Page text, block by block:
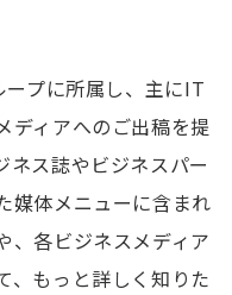
プに所属し、主にIT
ディアへのご出稿を提
ネス誌やビジネスパー
媒体メニューに含まれ
、各ビジネスメディア
、もっと詳しく知りた